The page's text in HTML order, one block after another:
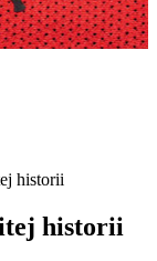
historii
historii